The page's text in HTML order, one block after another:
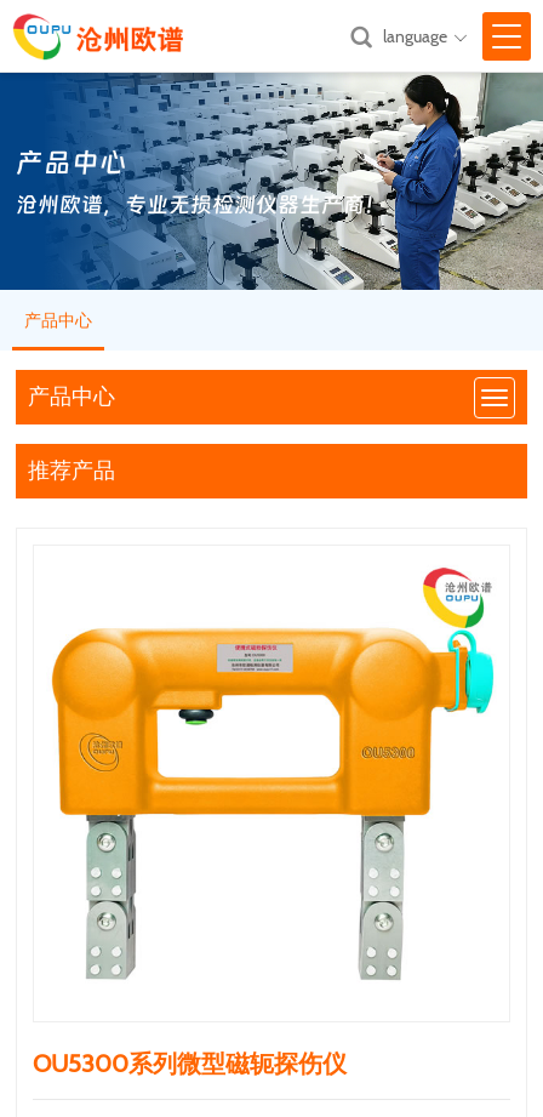
网站首页
关于我们 
产品中心 
新闻中心 
技术支持
汇款方式
联系我们
language 
产品中心
沧州欧谱，专业无损检测仪器生产商！
产品中心
产品中心
推荐产品
OU5300系列微型磁轭探伤仪